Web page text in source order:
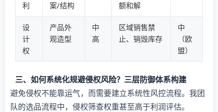
利
案/结构
额和解
设
计
权
产品外
观造型
中
高
区域销售禁
止、销毁库存
中
（欧
盟）
三、如何系统化规避侵权风险？三层防御体系构建
避免侵权不能靠运气，而需要建立系统性风控流程。我团
队的选品流程中，侵权筛查权重甚至高于利润评估。